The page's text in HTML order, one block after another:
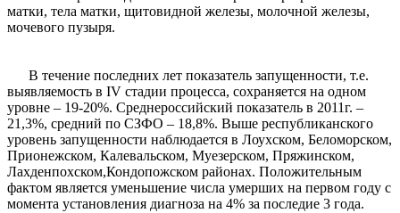
матки, тела матки, щитовидной железы, молочной железы,
мочевого пузыря.
В течение последних лет показатель запущенности, т.е.
выявляемость в IV стадии процесса, сохраняется на одном
уровне – 19-20%. Среднероссийский показатель в 2011г. –
21,3%, средний по СЗФО – 18,8%. Выше республиканского
уровень запущенности наблюдается в Лоухском, Беломорском,
Прионежском, Калевальском, Муезерском, Пряжинском,
Лахденпохском,Кондопожском районах. Положительным
фактом является уменьшение числа умерших на первом году с
момента установления диагноза на 4% за последие 3 года.